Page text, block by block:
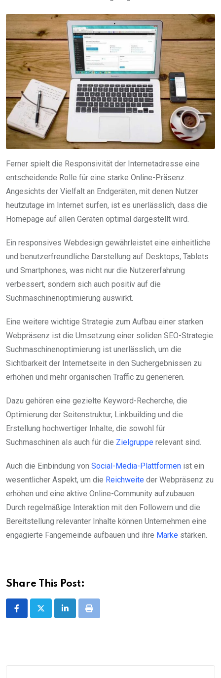
Ferner spielt die Responsivität der Internetadresse eine
entscheidende Rolle für eine starke Online-Präsenz.
Angesichts der Vielfalt an Endgeräten, mit denen Nutzer
heutzutage im Internet surfen, ist es unerlässlich, dass die
Homepage auf allen Geräten optimal dargestellt wird.
Ein responsives Webdesign gewährleistet eine einheitliche
und benutzerfreundliche Darstellung auf Desktops, Tablets
und Smartphones, was nicht nur die Nutzererfahrung
verbessert, sondern sich auch positiv auf die
Suchmaschinenoptimierung auswirkt.
Eine weitere wichtige Strategie zum Aufbau einer starken
Webpräsenz ist die Umsetzung einer soliden SEO-Strategie.
Suchmaschinenoptimierung ist unerlässlich, um die
Sichtbarkeit der Internetseite in den Suchergebnissen zu
erhöhen und mehr organischen Traffic zu generieren.
Dazu gehören eine gezielte Keyword-Recherche, die
Optimierung der Seitenstruktur, Linkbuilding und die
Erstellung hochwertiger Inhalte, die sowohl für
Suchmaschinen als auch für die Zielgruppe relevant sind.
Auch die Einbindung von Social-Media-Plattformen ist ein
wesentlicher Aspekt, um die Reichweite der Webpräsenz zu
erhöhen und eine aktive Online-Community aufzubauen.
Durch regelmäßige Interaktion mit den Followern und die
Bereitstellung relevanter Inhalte können Unternehmen eine
engagierte Fangemeinde aufbauen und ihre Marke stärken.
Share This Post:
LinkedInPrint